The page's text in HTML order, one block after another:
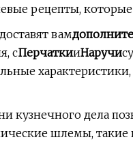
рецепты, которые
вам
сПерчаткииНаручи
характеристики,
кузнечного дела
шлемы, такие